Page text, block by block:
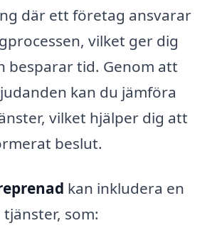
där ett företag ansvarar
vilket ger dig
besparar tid. Genom att
kan du jämföra
vilket hjälper dig att
beslut.
kan inkludera en
som: